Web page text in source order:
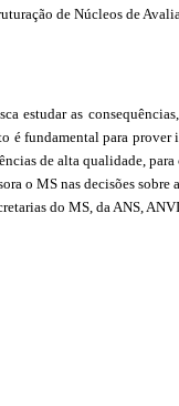
de Núcleos de
estudar as
é fundamental para
de alta qualidade,
o MS nas decisões
do MS, da ANS,